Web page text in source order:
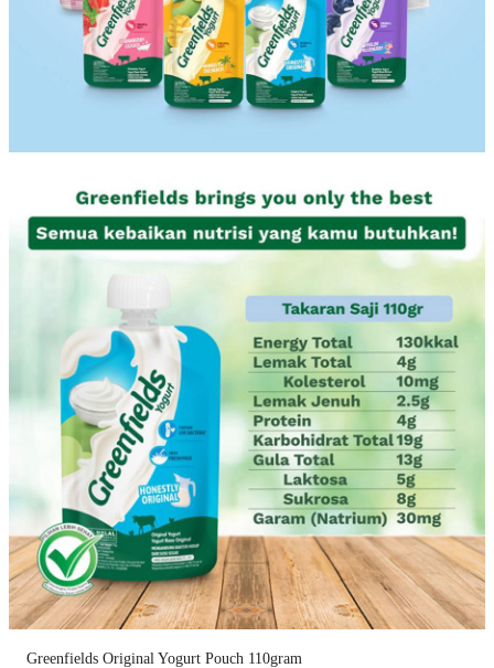
Greenfields Original Yogurt Pouch 110gram